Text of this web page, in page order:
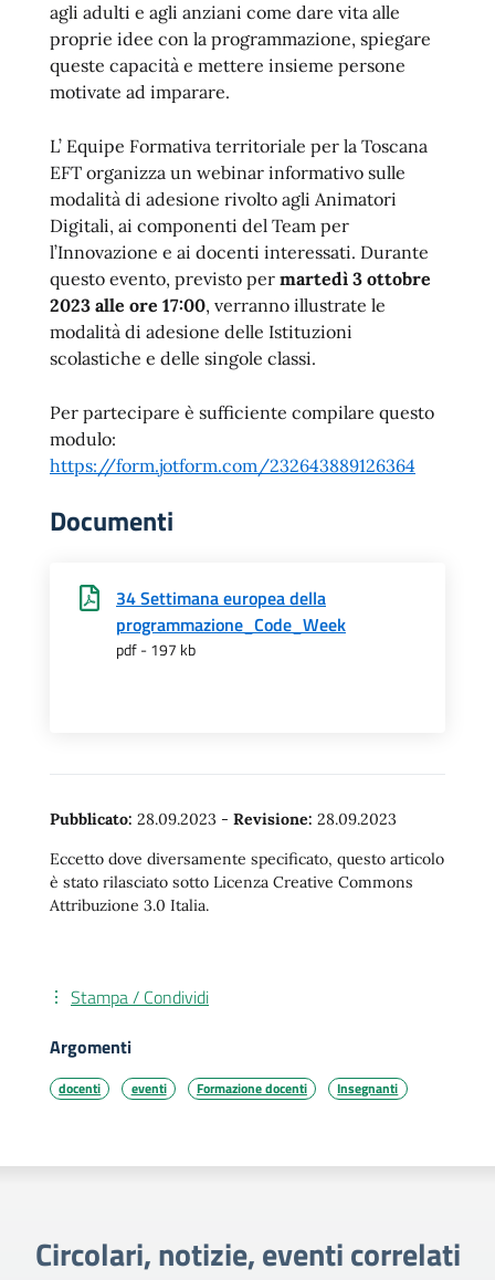
agli adulti e agli anziani come dare vita alle
proprie idee con la programmazione, spiegare
queste capacità e mettere insieme persone
motivate ad imparare.
L’ Equipe Formativa territoriale per la Toscana
EFT organizza un webinar informativo sulle
modalità di adesione rivolto agli Animatori
Digitali, ai componenti del Team per
l’Innovazione e ai docenti interessati. Durante
questo evento, previsto per martedì 3 ottobre
2023 alle ore 17:00, verranno illustrate le
modalità di adesione delle Istituzioni
scolastiche e delle singole classi.
Per partecipare è sufficiente compilare questo
modulo:
https://form.jotform.com/232643889126364
Documenti
34 Settimana europea della
programmazione_Code_Week
pdf - 197 kb
Pubblicato: 28.09.2023 - Revisione: 28.09.2023
Eccetto dove diversamente specificato, questo articolo
è stato rilasciato sotto Licenza Creative Commons
Attribuzione 3.0 Italia.
Stampa / Condividi
Argomenti
docenti eventi Formazione docenti Insegnanti
Circolari, notizie, eventi correlati